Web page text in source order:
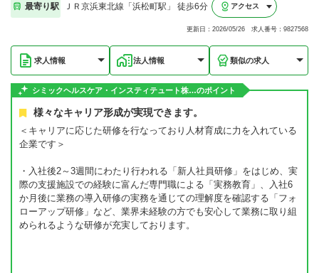
最寄り駅 ＪＲ京浜東北線「浜松町駅」 徒歩6分 アクセス
更新日：2026/05/26 求人番号：9827568
求人情報 法人情報 類似の求人
シミックヘルスケア・インスティテュート株…のポイント
様々なキャリア形成が実現できます。
＜キャリアに応じた研修を行なっており人材育成に力を入れている
企業です＞
・入社後2～3週間にわたり行われる「新人社員研修」をはじめ、実
際の支援施設での経験に富んだ専門職による「実務教育」、入社6
か月後に業務の導入研修の実務を通じての理解度を確認する「フォ
ローアップ研修」など、業界未経験の方でも安心して業務に取り組
められるような研修が充実しております。